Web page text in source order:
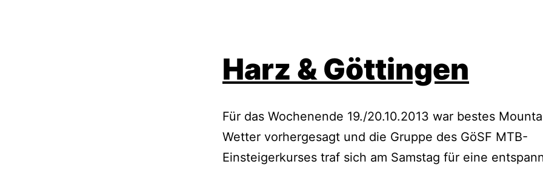
Harz & Göttingen
Für das Wochenende 19./20.10.2013 war bestes
Wetter vorhergesagt und die Gruppe des GöSF MTB-
Einsteigerkurses traf sich am Samstag für eine